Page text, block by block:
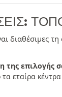
διαθέσιμες
της επιλογής
εταίρα